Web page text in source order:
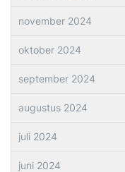
november 2024
oktober 2024
september 2024
augustus 2024
juli 2024
juni 2024